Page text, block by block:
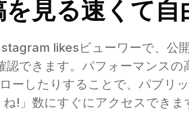
見る速くて
likesビューワーで、公
認できます。パフォーマンスの
ーしたりすることで、パブリ
ね!」数にすぐにアクセスできま